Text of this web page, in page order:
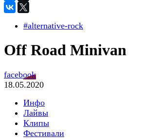
#alternative-rock
Off Road Minivan
facebook
18.05.2020
Инфо
Лайвы
Клипы
Фестивали